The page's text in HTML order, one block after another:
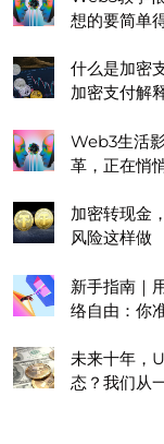
想的要简单
什么是加密
加密支付解
Web3生活
革，正在悄
加密转现金
风险这样做
新手指南｜
络自由：你
未来十年，
态？我们从